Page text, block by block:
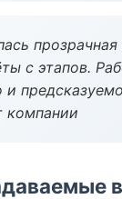
с этапов.
и
компании